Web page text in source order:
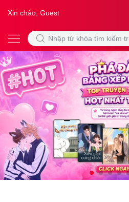
Xin chào, Guest